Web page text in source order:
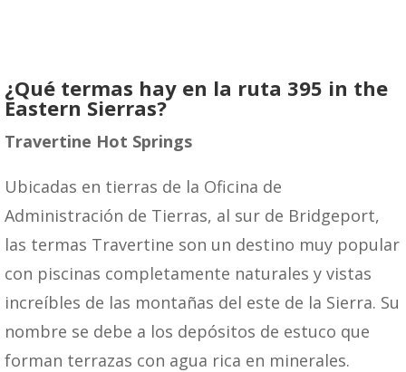
¿Qué termas hay en la ruta 395 in the
Eastern Sierras?
Travertine Hot Springs
Ubicadas en tierras de la Oficina de
Administración de Tierras, al sur de Bridgeport,
las termas Travertine son un destino muy popular
con piscinas completamente naturales y vistas
increíbles de las montañas del este de la Sierra. Su
nombre se debe a los depósitos de estuco que
forman terrazas con agua rica en minerales.